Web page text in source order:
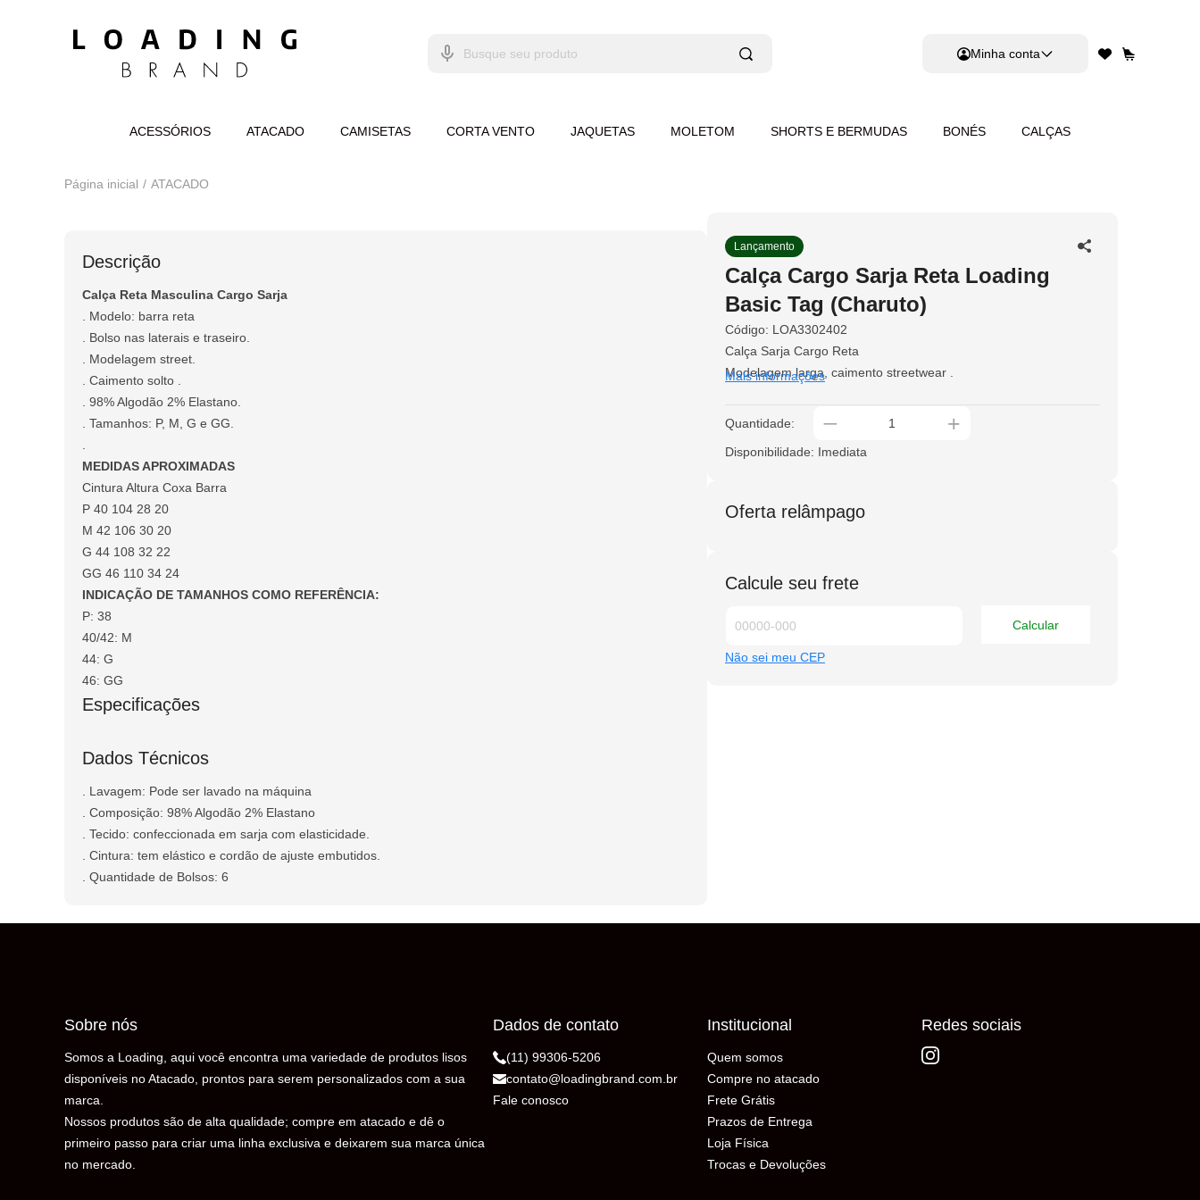
Minha conta
ACESSÓRIOS ATACADO CAMISETAS CORTA VENTO JAQUETAS MOLETOM SHORTS E BERMUDAS BONÉS CALÇAS
Página inicial ATACADO
Descrição
Calça Reta Masculina Cargo Sarja
. Modelo: barra reta
. Bolso nas laterais e traseiro.
. Modelagem street.
. Caimento solto .
. 98% Algodão 2% Elastano.
. Tamanhos: P, M, G e GG.
MEDIDAS APROXIMADAS
Cintura Altura Coxa Barra
P 40 104 28 20
M 42 106 30 20
G 44 108 32 22
GG 46 110 34 24
INDICAÇÃO DE TAMANHOS COMO REFERÊNCIA:
P: 38
40/42: M
44: G
46: GG
Especificações
Dados Técnicos
. Lavagem: Pode ser lavado na máquina
. Composição: 98% Algodão 2% Elastano
. Tecido: confeccionada em sarja com elasticidade.
. Cintura: tem elástico e cordão de ajuste embutidos.
. Quantidade de Bolsos: 6
Lançamento
Calça Cargo Sarja Reta Loading
Basic Tag (Charuto)
Código: LOA3302402
Calça Sarja Cargo Reta
Modelagem larga, caimento streetwear .
Mais informações
Quantidade: _ +
Disponibilidade: Imediata
Oferta relâmpago
Calcule seu frete
Calcular
Não sei meu CEP
Sobre nós
Somos a Loading, aqui você encontra uma variedade de produtos lisos
disponíveis no Atacado, prontos para serem personalizados com a sua
marca.
Nossos produtos são de alta qualidade; compre em atacado e dê o
primeiro passo para criar uma linha exclusiva e deixarem sua marca única
no mercado.
Dados de contato
(11) 99306-5206
contato@loadingbrand.com.br
Fale conosco
Institucional
Quem somos
Compre no atacado
Frete Grátis
Prazos de Entrega
Loja Física
Trocas e Devoluções
Redes sociais